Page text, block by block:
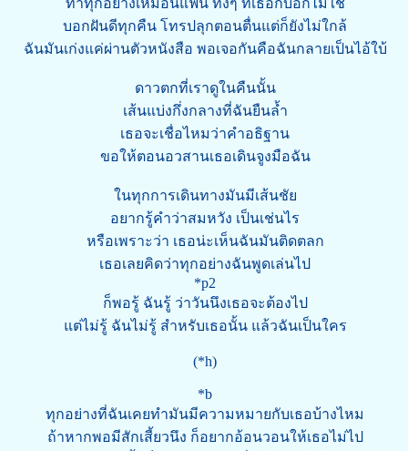
ทำทุกอย่างเหมือนแฟน ทั้งๆ ที่เธอก็บอกไม่ใช่
บอกฝันดีทุกคืน โทรปลุกตอนตื่นแต่ก็ยังไม่ใกล้
ฉันมันเก่งแค่ผ่านตัวหนังสือ พอเจอกันคือฉันกลายเป็นไอ้ใบ้
ดาวตกที่เราดูในคืนนั้น
เส้นแบ่งกึ่งกลางที่ฉันยืนล้ำ
เธอจะเชื่อไหมว่าคำอธิฐาน
ขอให้ตอนอวสานเธอเดินจูงมือฉัน
ในทุกการเดินทางมันมีเส้นชัย
อยากรู้คำว่าสมหวัง เป็นเช่นไร
หรือเพราะว่า เธอน่ะเห็นฉันมันติดตลก
เธอเลยคิดว่าทุกอย่างฉันพูดเล่นไป
*p2
ก็พอรู้ ฉันรู้ ว่าวันนึงเธอจะต้องไป
แต่ไม่รู้ ฉันไม่รู้ สำหรับเธอนั้น แล้วฉันเป็นใคร
(*h)
*b
ทุกอย่างที่ฉันเคยทำมันมีความหมายกับเธอบ้างไหม
ถ้าหากพอมีสักเสี้ยวนึง ก็อยากอ้อนวอนให้เธอไม่ไป